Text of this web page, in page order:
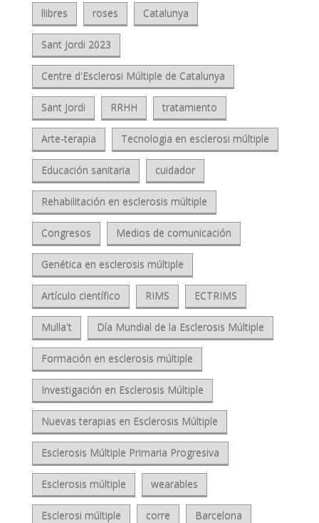
llibres roses Catalunya
Sant Jordi 2023
Centre d'Esclerosi Múltiple de Catalunya
Sant Jordi RRHH tratamiento
Arte-terapia Tecnologia en esclerosi múltiple
Educación sanitaria cuidador
Rehabilitación en esclerosis múltiple
Congresos Medios de comunicación
Genética en esclerosis múltiple
Artículo científico RIMS ECTRIMS
Mulla't Día Mundial de la Esclerosis Múltiple
Formación en esclerosis múltiple
Investigación en Esclerosis Múltiple
Nuevas terapias en Esclerosis Múltiple
Esclerosis Múltiple Primaria Progresiva
Esclerosis múltiple wearables
Esclerosi múltiple corre Barcelona